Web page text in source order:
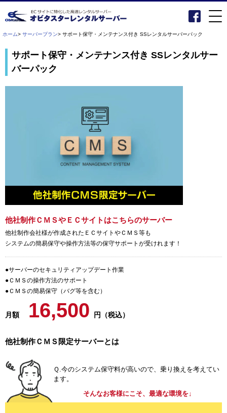
ホーム> サーバープラン> サポート保守・メンテナンス付き SSレンタルサーバーパック
サポート保守・メンテナンス付き SSレンタルサー
バーパック
他社制作ＣＭＳやＥＣサイトはこちらのサーバー
他社制作会社様が作成されたＥＣサイトやＣＭＳ等も
システムの簡易保守や操作方法等の保守サポートが受けれます！
●サーバーのセキュリティアップデート作業
●ＣＭＳの操作方法のサポート
●ＣＭＳの簡易保守（バグ等を含む）
月額 16,500 円（税込）
他社制作ＣＭＳ限定サーバーとは
Ｑ.今のシステム保守料が高いので、乗り換えを考えてい
ます。
そんなお客様にこそ、最適な環境を↓